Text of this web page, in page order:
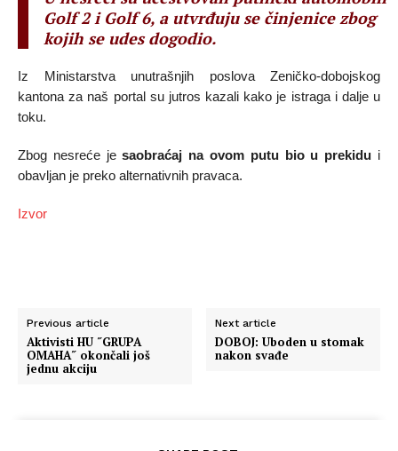
Golf 2 i Golf 6, a utvrđuju se činjenice zbog
kojih se udes dogodio.
Iz Ministarstva unutrašnjih poslova Zeničko-dobojskog
kantona za naš portal su jutros kazali kako je istraga i dalje u
toku.
Zbog nesreće jesaobraćaj na ovom putu bio u prekidu i
obavljan je preko alternativnih pravaca.
Izvor
Previous article
Aktivisti HU ˝GRUPA
OMAHA˝ okončali još
jednu akciju
Next article
DOBOJ: Uboden u stomak
nakon svađe